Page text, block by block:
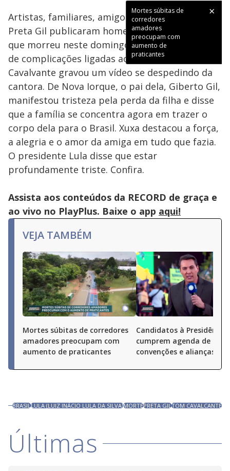
Mortes súbitas de
corredores
amadores
preocupam com
aumento de
praticantes
Artistas, familiares, amigos e autoridades de
Preta Gil publicaram homenagens à cantora,
que morreu neste domingo (20) em decorrência
de complicações ligadas ao câncer. Tom
Cavalvante gravou um vídeo se despedindo da
cantora. De Nova Iorque, o pai dela, Giberto Gil,
manifestou tristeza pela perda da filha e disse
que a família se concentra agora em trazer o
corpo dela para o Brasil. Xuxa destacou a força,
a alegria e o amor da amiga em tudo que fazia.
O presidente Lula disse que estar
profundamente triste. Confira.
Assista aos conteúdos da RECORD de graça e
ao vivo no PlayPlus. Baixe o app aqui!
VEJA TAMBÉM
Mortes súbitas de corredores
amadores preocupam com
aumento de praticantes
Candidatos à Presidência
cumprem agenda de
convenções e alianças
BRASILLULA (LUIZ INÁCIO LULA DA SILVA)MORTEPRETA GILTOM CAVALCANTE
Últimas